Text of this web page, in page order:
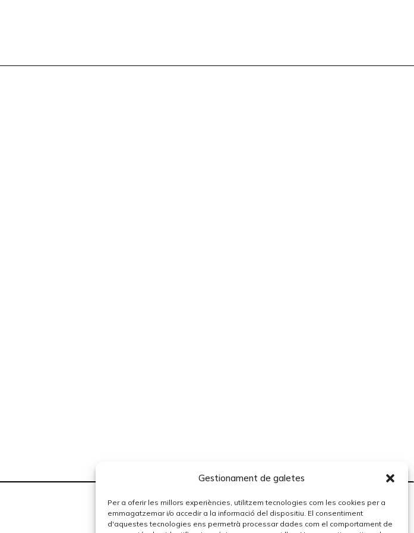
Gestionament de galetes
Per a oferir les millors experiències, utilitzem tecnologies com les cookies per a
emmagatzemar i/o accedir a la informació del dispositiu. El consentiment
d'aquestes tecnologies ens permetrà processar dades com el comportament de